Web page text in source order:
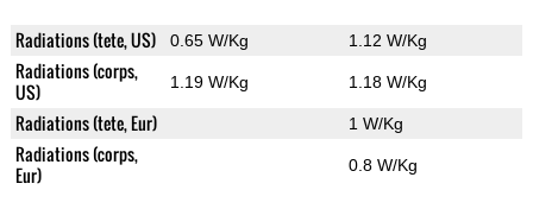
Radiations (tete, US) 0.65 W/Kg 1.12 W/Kg
Radiations (corps,
US)
1.19 W/Kg 1.18 W/Kg
Radiations (tete, Eur) 1 W/Kg
Radiations (corps,
Eur)
0.8 W/Kg